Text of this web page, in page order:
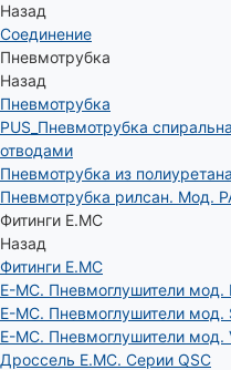
Назад
Соединение
Пневмотрубка
Назад
Пневмотрубка
PUS_Пневмотрубка
отводами
Пневмотрубка из
Пневмотрубка рилсан. Мод.
Фитинги E.MC
Назад
Фитинги E.MC
E-MC. Пневмоглушители мод.
E-MC. Пневмоглушители мод.
E-MC. Пневмоглушители мод.
Дроссель E.MC. Серии QSC